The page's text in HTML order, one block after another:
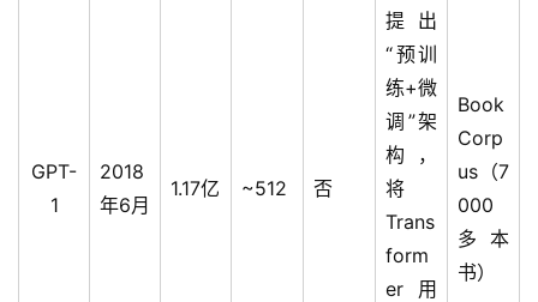
GPT-
1
2018
年6月
1.17亿 ~512 否
提出
“预训
练+微
调”架
构，
将
Trans
form
er用
Book
Corp
us（7
000
多本
书）